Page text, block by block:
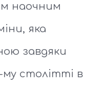
наочним
яка
завдяки
столітті в